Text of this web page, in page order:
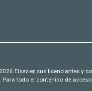
Elsevier, sus licenciantes y
todo el contenido de